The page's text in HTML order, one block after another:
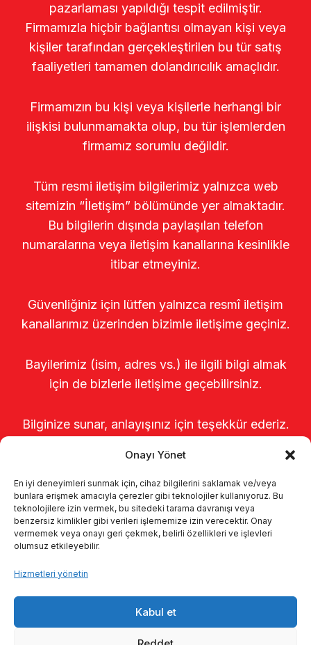
Onayı Yönet
En iyi deneyimleri sunmak için, cihaz bilgilerini saklamak ve/veya
bunlara erişmek amacıyla çerezler gibi teknolojiler kullanıyoruz. Bu
teknolojilere izin vermek, bu sitedeki tarama davranışı veya
benzersiz kimlikler gibi verileri işlememize izin verecektir. Onay
vermemek veya onayı geri çekmek, belirli özellikleri ve işlevleri
olumsuz etkileyebilir.
Hizmetleri yönetin
Kabul et
pazarlaması yapıldığı tespit edilmiştir.
Firmamızla hiçbir bağlantısı olmayan kişi veya
kişiler tarafından gerçekleştirilen bu tür satış
faaliyetleri tamamen dolandırıcılık amaçlıdır.
Firmamızın bu kişi veya kişilerle herhangi bir
ilişkisi bulunmamakta olup, bu tür işlemlerden
firmamız sorumlu değildir.
Tüm resmi iletişim bilgilerimiz yalnızca web
sitemizin “İletişim” bölümünde yer almaktadır.
Bu bilgilerin dışında paylaşılan telefon
numaralarına veya iletişim kanallarına kesinlikle
itibar etmeyiniz.
Güvenliğiniz için lütfen yalnızca resmî iletişim
kanallarımız üzerinden bizimle iletişime geçiniz.
Bayilerimiz (isim, adres vs.) ile ilgili bilgi almak
için de bizlerle iletişime geçebilirsiniz.
Bilginize sunar, anlayışınız için teşekkür ederiz.
Kalite politikamız